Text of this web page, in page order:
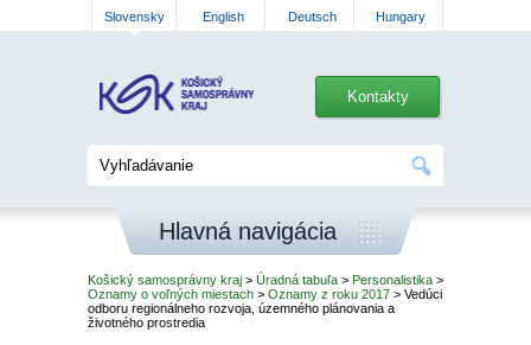
Slovensky English Deutsch Hungary
Kontakty
Hlavná navigácia
Košický samosprávny kraj > Úradná tabuľa > Personalistika >
Oznamy o voľných miestach > Oznamy z roku 2017 > Vedúci
odboru regionálneho rozvoja, územného plánovania a
životného prostredia